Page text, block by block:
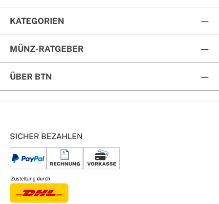
KATEGORIEN
MÜNZ-RATGEBER
ÜBER BTN
SICHER BEZAHLEN